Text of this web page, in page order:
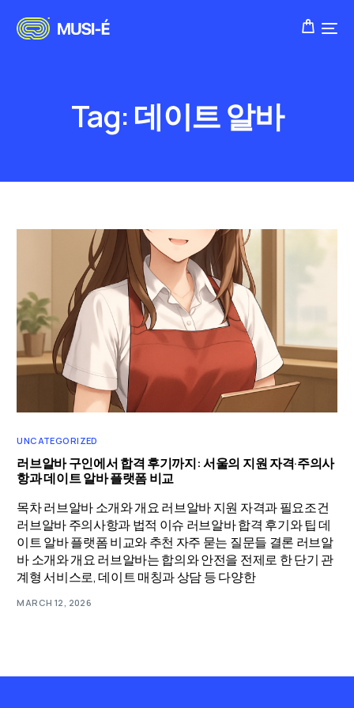
Tag:데이트 알바
UNCATEGORIZED
러브알바 구인에서 합격 후기까지: 서울의 지원 자격·주의사
항과 데이트 알바 플랫폼 비교
목차 러브알바 소개와 개요 러브알바 지원 자격과 필요조건
러브알바 주의사항과 법적 이슈 러브알바 합격 후기와 팁 데
이트 알바 플랫폼 비교와 추천 자주 묻는 질문들 결론 러브알
바 소개와 개요 러브알바는 합의와 안전을 전제로 한 단기 관
계형 서비스로, 데이트 매칭과 상담 등 다양한
MARCH 12, 2026